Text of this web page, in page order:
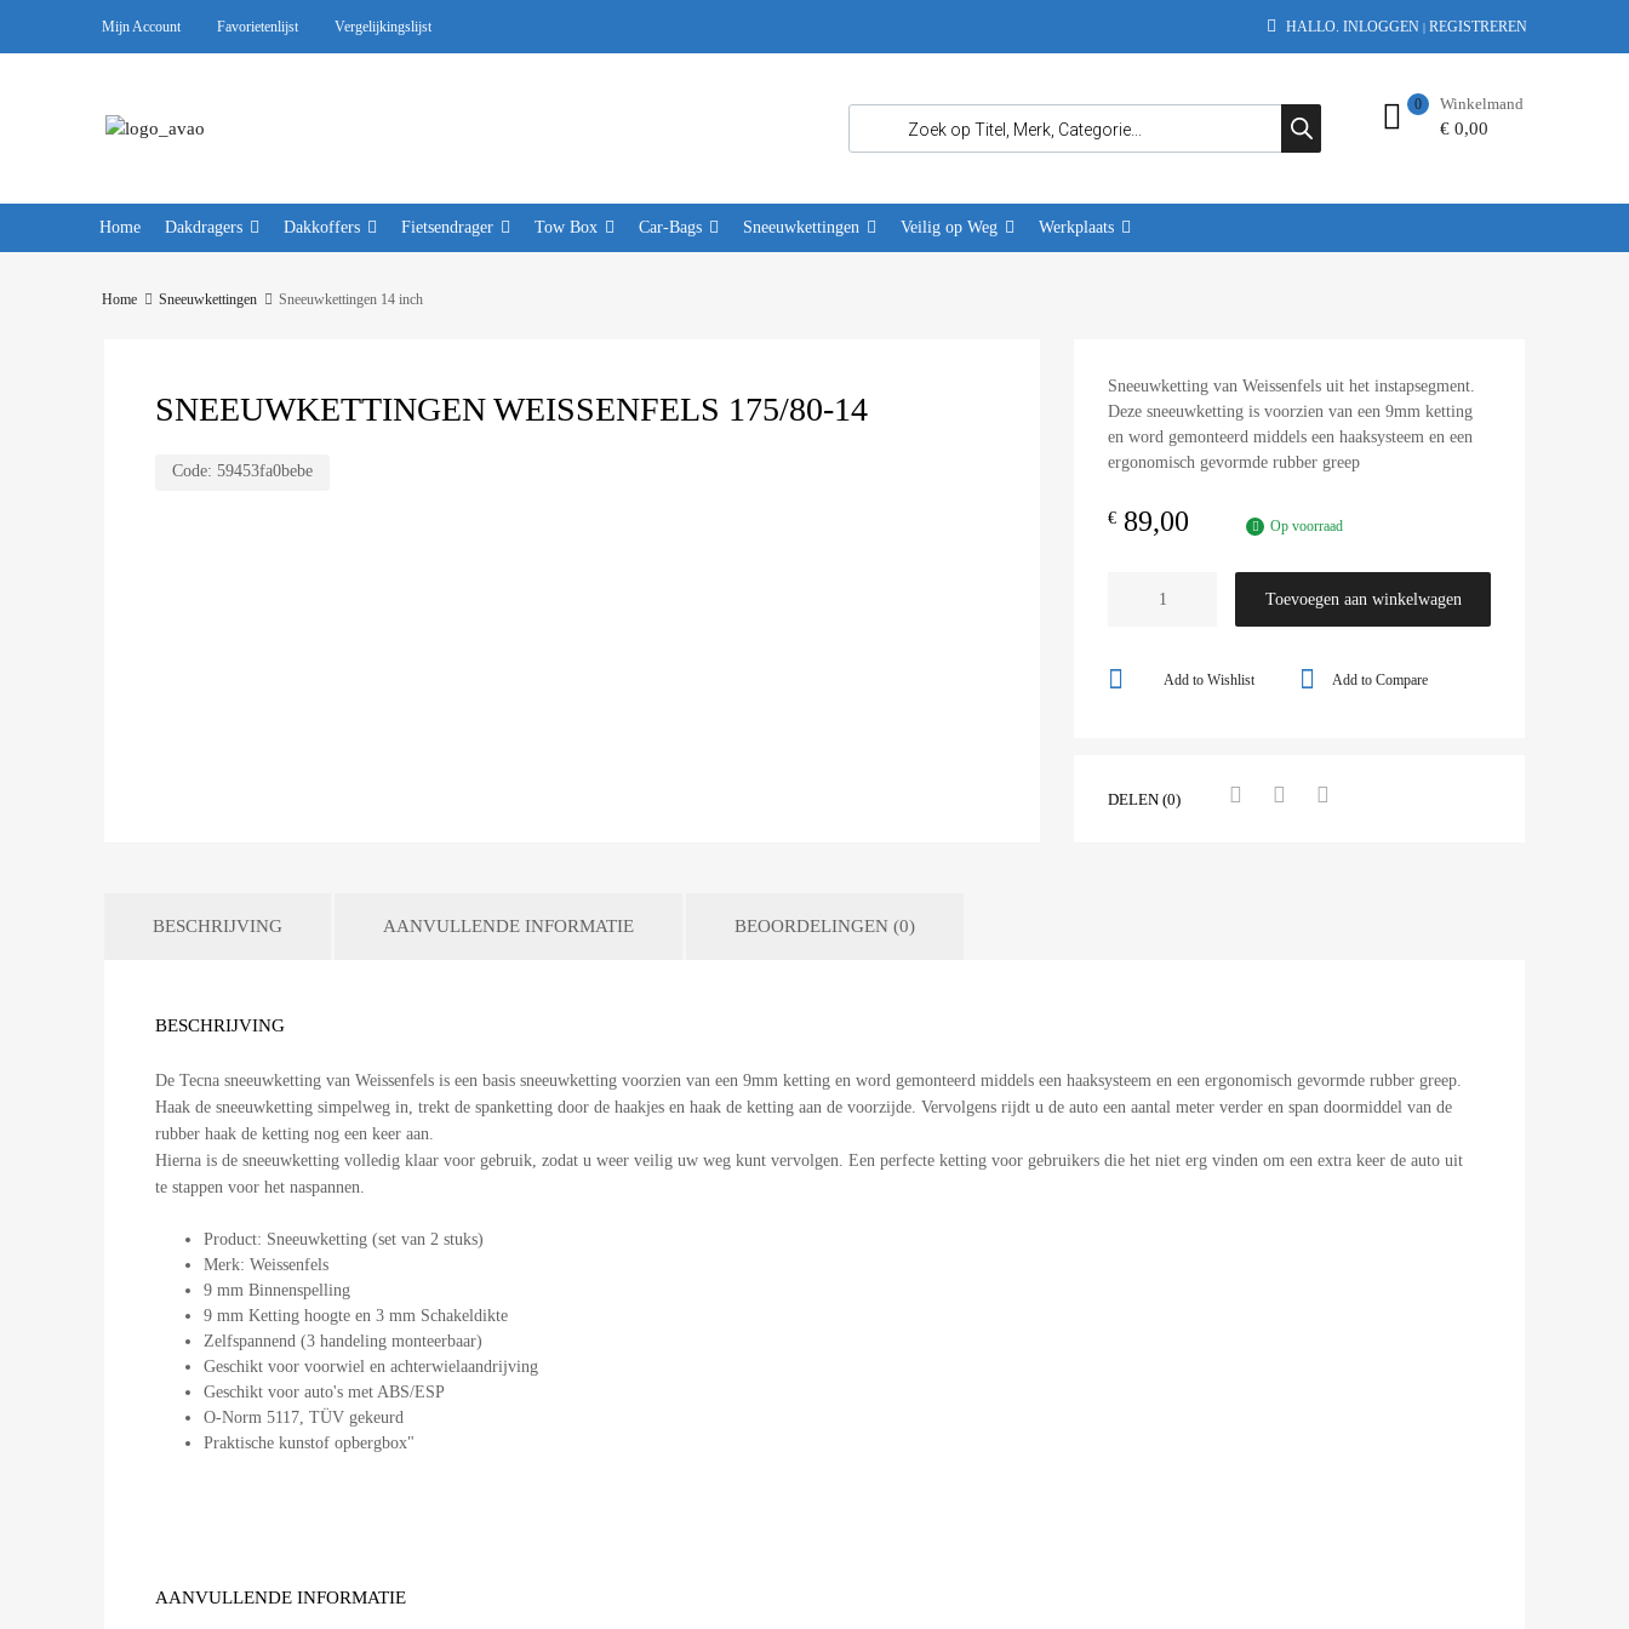
Mijn Account Favorietenlijst Vergelijkingslijst HALLO. INLOGGEN | REGISTREREN
Winkelmand
€ 0,00
0
Home Dakdragers Dakkoffers Fietsendrager Tow Box Car-Bags Sneeuwkettingen Veilig op Weg Werkplaats
Home Sneeuwkettingen Sneeuwkettingen 14 inch
SNEEUWKETTINGEN WEISSENFELS 175/80-14
Code: 59453fa0bebe
Sneeuwketting van Weissenfels uit het instapsegment.
Deze sneeuwketting is voorzien van een 9mm ketting
en word gemonteerd middels een haaksysteem en een
ergonomisch gevormde rubber greep
€ 89,00 Op voorraad
Toevoegen aan winkelwagen
Add to Compare
Add to Wishlist
DELEN (0)
BESCHRIJVING AANVULLENDE INFORMATIE BEOORDELINGEN (0)
BESCHRIJVING
De Tecna sneeuwketting van Weissenfels is een basis sneeuwketting voorzien van een 9mm ketting en word gemonteerd middels een haaksysteem en een ergonomisch gevormde rubber greep.
Haak de sneeuwketting simpelweg in, trekt de spanketting door de haakjes en haak de ketting aan de voorzijde. Vervolgens rijdt u de auto een aantal meter verder en span doormiddel van de
rubber haak de ketting nog een keer aan.
Hierna is de sneeuwketting volledig klaar voor gebruik, zodat u weer veilig uw weg kunt vervolgen. Een perfecte ketting voor gebruikers die het niet erg vinden om een extra keer de auto uit
te stappen voor het naspannen.
Product: Sneeuwketting (set van 2 stuks)
Merk: Weissenfels
9 mm Binnenspelling
9 mm Ketting hoogte en 3 mm Schakeldikte
Zelfspannend (3 handeling monteerbaar)
Geschikt voor voorwiel en achterwielaandrijving
Geschikt voor auto's met ABS/ESP
O-Norm 5117, TÜV gekeurd
Praktische kunstof opbergbox"
AANVULLENDE INFORMATIE